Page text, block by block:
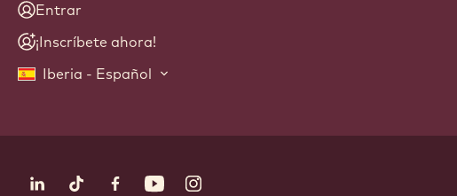
Entrar
¡Inscríbete ahora!
Iberia - Español
Síguenos